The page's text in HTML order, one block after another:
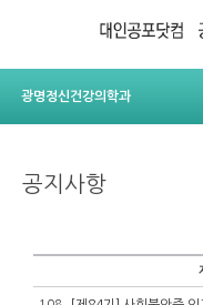
광명정신건강의학과
공지사항